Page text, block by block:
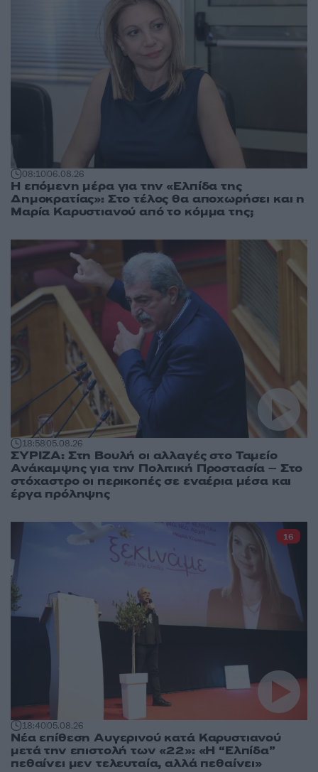
08:1006.08.26
Η επόμενη μέρα για την «Ελπίδα της
Δημοκρατίας»: Στο τέλος θα αποχωρήσει και η
Μαρία Καρυστιανού από το κόμμα της;
18:5805.08.26
ΣΥΡΙΖΑ: Στη Βουλή οι αλλαγές στο Ταμείο
Ανάκαμψης για την Πολιτική Προστασία – Στο
στόχαστρο οι περικοπές σε εναέρια μέσα και
έργα πρόληψης
18:4005.08.26
Νέα επίθεση Αυγερινού κατά Καρυστιανού
μετά την επιστολή των «22»: «Η “Ελπίδα”
πεθαίνει μεν τελευταία, αλλά πεθαίνει»
16